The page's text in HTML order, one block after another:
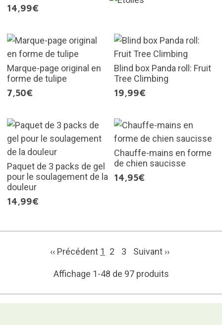
14,99€
Marque-page original en
forme de tulipe
7,50€
Blind box Panda roll: Fruit
Tree Climbing
19,99€
Paquet de 3 packs de gel
pour le soulagement de la
douleur
14,99€
Chauffe-mains en forme
de chien saucisse
14,95€
‹‹ Précédent 1 2 3 Suivant ››
Affichage 1-48 de 97 produits